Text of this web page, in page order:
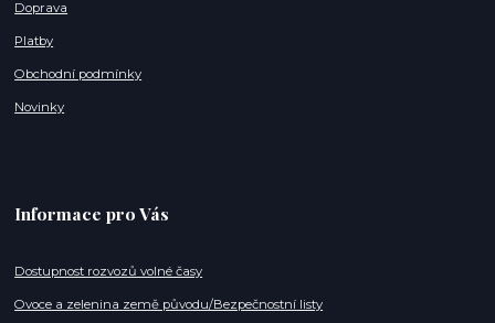
Doprava
Platby
Obchodní podmínky
Novinky
Informace pro Vás
Dostupnost rozvozů volné časy
Ovoce a zelenina země původu/Bezpečnostní listy